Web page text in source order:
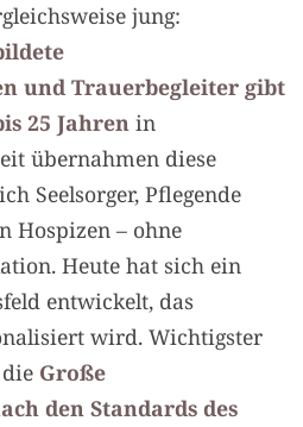
jung:
und Trauerbegleiter gibt
25 Jahren in
übernahmen diese
Seelsorger, Pflegende
Hospizen – ohne
Heute hat sich ein
entwickelt, das
wird. Wichtigster
Große
den Standards des